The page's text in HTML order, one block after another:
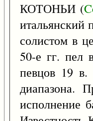
КОТОНЬИ (
итальянский
солистом в
50-е гг. пел
певцов 19 в.
диапазона.
исполнение